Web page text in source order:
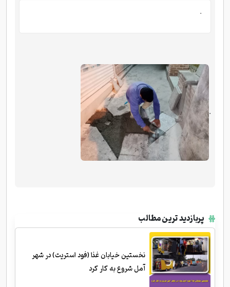
.
.
پربازدید ترین مطالب
نخستین خیابان غذا (فود استریت) در شهر
آمل شروع به کار کرد